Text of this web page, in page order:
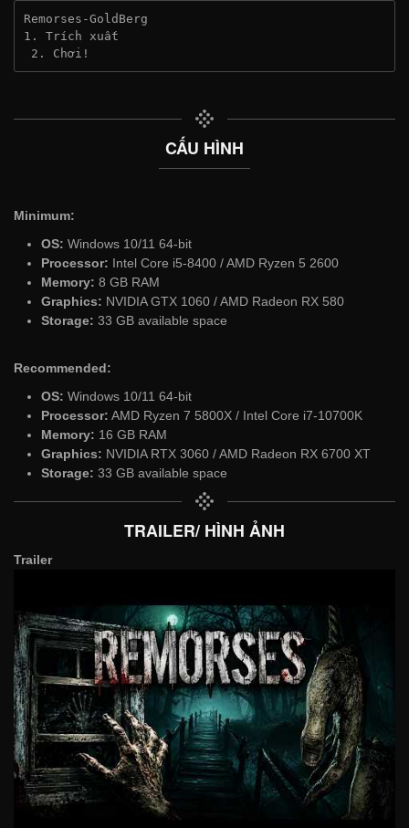
Remorses-GoldBerg
1. Trích xuất
2. Chơi!
CẤU HÌNH
Minimum:
OS: Windows 10/11 64-bit
Processor: Intel Core i5-8400 / AMD Ryzen 5 2600
Memory: 8 GB RAM
Graphics: NVIDIA GTX 1060 / AMD Radeon RX 580
Storage: 33 GB available space
Recommended:
OS: Windows 10/11 64-bit
Processor: AMD Ryzen 7 5800X / Intel Core i7-10700K
Memory: 16 GB RAM
Graphics: NVIDIA RTX 3060 / AMD Radeon RX 6700 XT
Storage: 33 GB available space
TRAILER/ HÌNH ẢNH
Trailer